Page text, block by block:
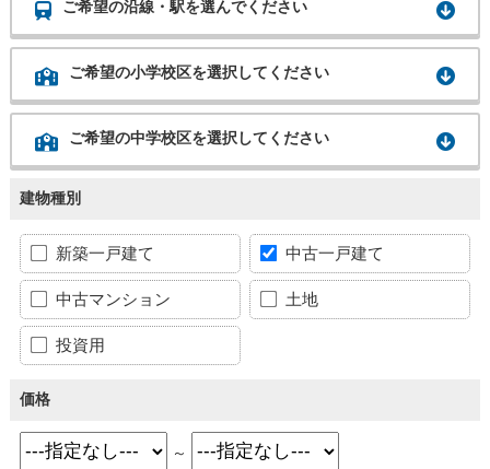
ご希望の沿線・駅を選んでください
ご希望の小学校区を選択してください
ご希望の中学校区を選択してください
建物種別
新築一戸建て 中古一戸建て
中古マンション 土地
投資用
価格
～